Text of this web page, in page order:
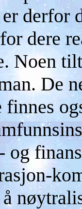
derfor
dere
Noen
De
finnes
og